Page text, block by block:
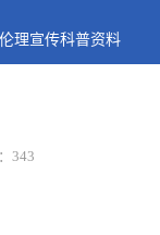
伦理宣传科普资料
343